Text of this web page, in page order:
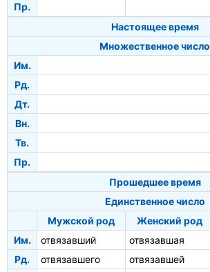
Пр.
Настоящее время
Множественное число
Им.
Рд.
Дт.
Вн.
Тв.
Пр.
Прошедшее время
Единственное число
Мужской род
Женский род
Им.
отвязавший отвязавшая
Рд.
отвязавшего отвязавшей